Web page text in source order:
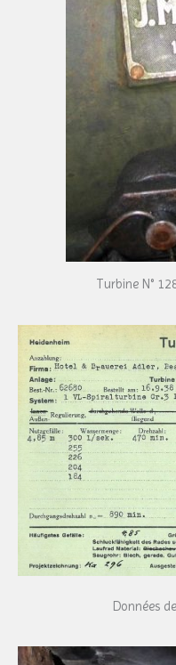
Turbine N°
Données